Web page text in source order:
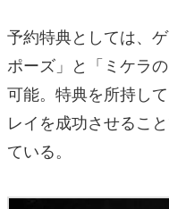
予約特典としては、
ポーズ」と「ミケラ
可能。特典を所持し
レイを成功させるこ
ている。